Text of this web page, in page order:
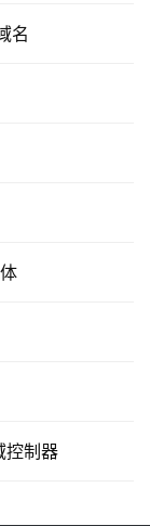
名
控制器